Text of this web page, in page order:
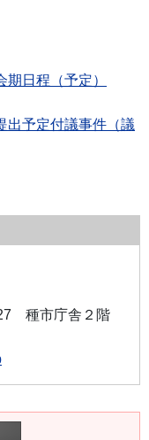
日程（予定）
出予定付議事件（議
種市庁舎２階